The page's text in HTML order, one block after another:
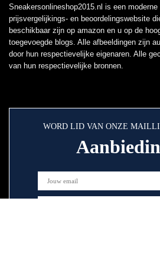
Sneakersonlineshop2015.nl is een moderne
prijsvergelijkings- en beoordelingswebsite
beschikbaar zijn op amazon en u op de
toegevoegde blogs. Alle afbeeldingen zijn
door hun respectievelijke eigenaren. Alle
van hun respectievelijke bronnen.
WORD LID VAN ONZE